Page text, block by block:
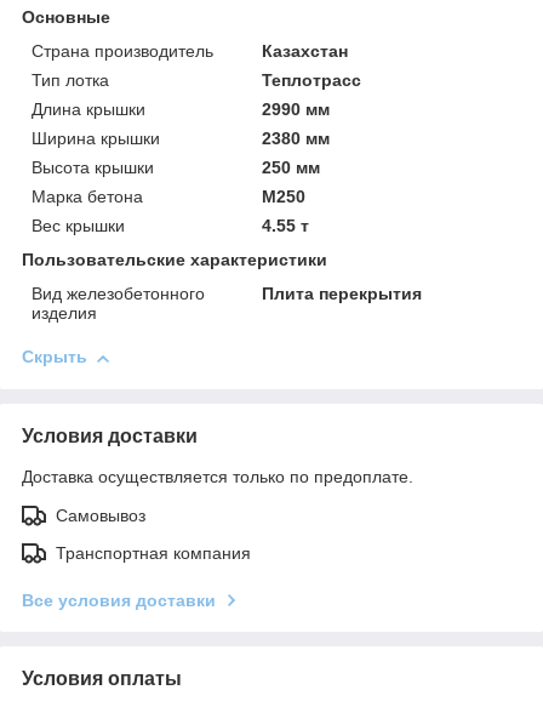
Основные
Страна производитель
Казахстан
Тип лотка
Теплотрасс
Длина крышки
2990 мм
Ширина крышки
2380 мм
Высота крышки
250 мм
Марка бетона
М250
Вес крышки
4.55 т
Пользовательские характеристики
Вид железобетонного
изделия
Плита перекрытия
Скрыть
Условия доставки
Доставка осуществляется только по предоплате.
Самовывоз
Транспортная компания
Все условия доставки
Условия оплаты